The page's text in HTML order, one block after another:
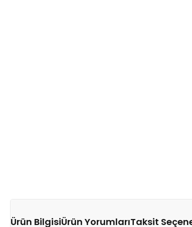
Ürün BilgisiÜrün YorumlarıTaksit